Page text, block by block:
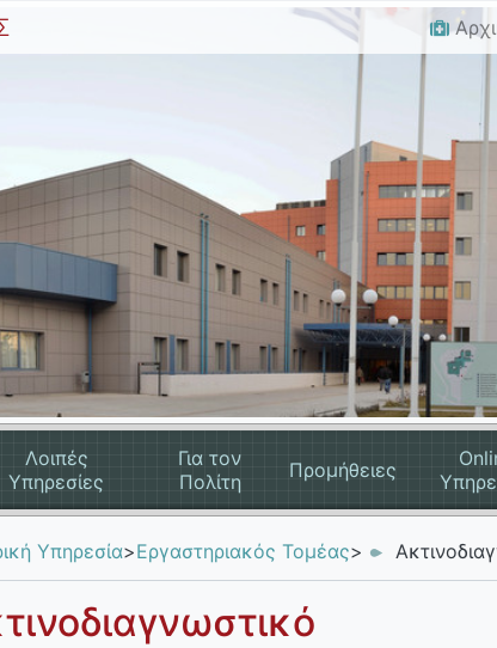
Λοιπές
Υπηρεσίες
Για τον
Πολίτη
Προμήθειες
Υπηρεσία>Εργαστηριακός Τομέας>